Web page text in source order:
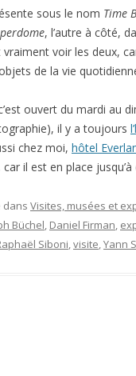
sous le nom Time
, l’autre à côté,
vraiment voir les deux,
de la vie
ouvert du mardi au
il y a toujours
chez moi, hôtel
il est en place
dans Visites, musées et
Büchel, Daniel Firman,
Siboni,visite,Yann